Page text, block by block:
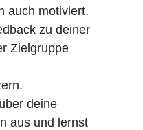
auch motiviert.
zu deiner
Zielgruppe
deine
aus und lernst